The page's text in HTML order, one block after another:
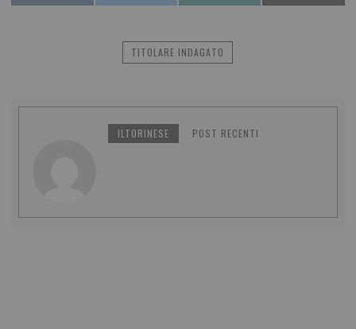
TITOLARE INDAGATO
ILTORINESE POST RECENTI